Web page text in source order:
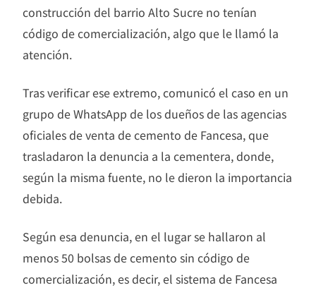
construcción del barrio Alto Sucre no tenían
código de comercialización, algo que le llamó la
atención.
Tras verificar ese extremo, comunicó el caso en un
grupo de WhatsApp de los dueños de las agencias
oficiales de venta de cemento de Fancesa, que
trasladaron la denuncia a la cementera, donde,
según la misma fuente, no le dieron la importancia
debida.
Según esa denuncia, en el lugar se hallaron al
menos 50 bolsas de cemento sin código de
comercialización, es decir, el sistema de Fancesa